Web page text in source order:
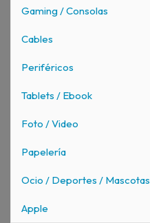
Gaming / Consolas
Cables
Periféricos
Tablets / Ebook
Foto / Video
Papelería
Ocio / Deportes / Mascotas
Apple